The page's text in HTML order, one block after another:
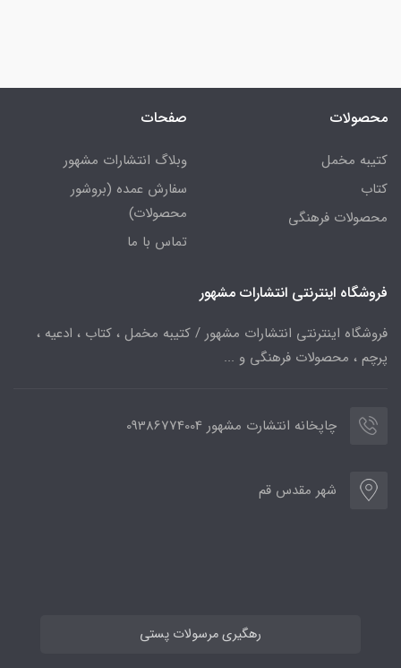
محصولات
کتیبه مخمل
کتاب
محصولات فرهنگی
صفحات
وبلاگ انتشارات مشهور
سفارش عمده (بروشور
محصولات)
تماس با ما
فروشگاه اینترنتی انتشارات مشهور
فروشگاه اینترنتی انتشارات مشهور / کتیبه مخمل ، کتاب ، ادعیه ،
پرچم ، محصولات فرهنگی و ...
چاپخانه انتشارت مشهور 09386774004
شهر مقدس قم
رهگیری مرسولات پستی